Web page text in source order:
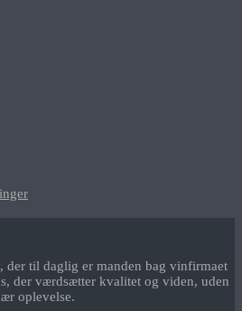
der til daglig er manden bag vinfirmaet
der værdsætter kvalitet og viden, uden
oplevelse.